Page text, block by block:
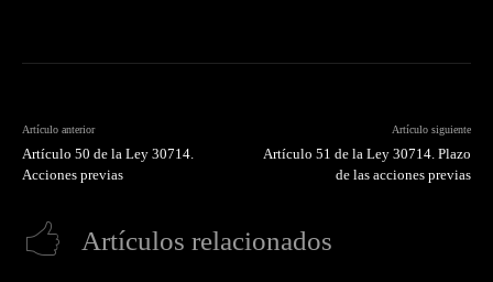
Artículo anterior
Artículo 50 de la Ley 30714.
Acciones previas
Artículo siguiente
Artículo 51 de la Ley 30714. Plazo
de las acciones previas
Artículos relacionados